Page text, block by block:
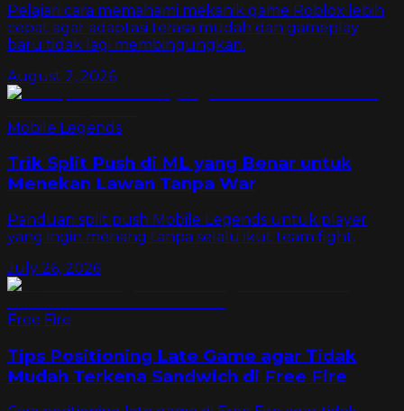
Pelajari cara memahami mekanik game Roblox lebih
cepat agar adaptasi terasa mudah dan gameplay
baru tidak lagi membingungkan.
August 2, 2026
Mobile Legends
Trik Split Push di ML yang Benar untuk
Menekan Lawan Tanpa War
Panduan split push Mobile Legends untuk player
yang ingin menang tanpa selalu ikut team fight.
July 26, 2026
Free Fire
Tips Positioning Late Game agar Tidak
Mudah Terkena Sandwich di Free Fire